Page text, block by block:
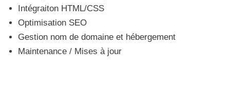
Intégraiton HTML/CSS
Optimisation SEO
Gestion nom de domaine et hébergement
Maintenance / Mises à jour